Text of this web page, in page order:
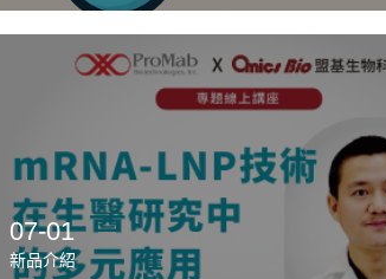
07-01
新品介紹